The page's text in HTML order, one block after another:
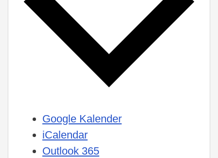
Google Kalender
iCalendar
Outlook 365